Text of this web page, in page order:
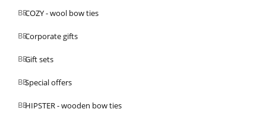
COZY - wool bow ties
Corporate gifts
Gift sets
Special offers
HIPSTER - wooden bow ties